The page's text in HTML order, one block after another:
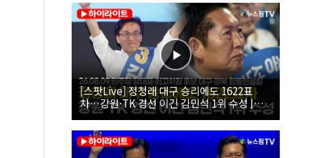
[스팟Live] 정청래 대구 승리에도 1622표
차…강원·TK 경선 이긴 김민석 1위 수성 |
26.08.09 더불어민주당 당대표·최고위원 후
보 대구·경북 합동연설회